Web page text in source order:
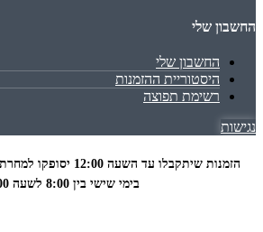
החשבון שלי
החשבון שלי
היסטוריית ההזמנות
רשימת תפוצה
נגישות
הזמנות שיתקבלו עד השעה 12:00 יסופקו למחרת בין 10:00 לשעה